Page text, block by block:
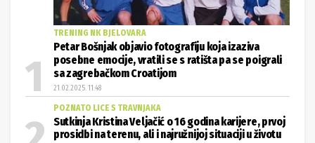
TRENING NK BJELOVARA
Petar Bošnjak objavio fotografiju koja izaziva
posebne emocije, vratili se s ratišta pa se poigrali
sa zagrebačkom Croatijom
21.02.2025. 11:48
POZNATO LICE S TRAVNJAKA
Sutkinja Kristina Veljačić o 16 godina karijere, prvoj
prosidbi na terenu, ali i najružnijoj situaciji u životu